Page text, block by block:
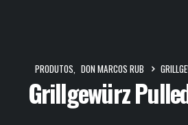
Grillgewürz
PRODUTOS, DON MARCOS RUB